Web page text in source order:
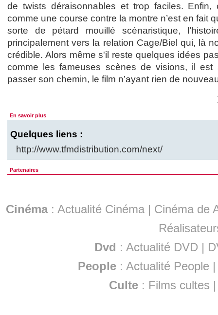
de twists déraisonnables et trop faciles. Enfin,
comme une course contre la montre n’est en fait
sorte de pétard mouillé scénaristique,
principalement vers la relation Cage/Biel qui, là
crédible. Alors même s'il reste quelques idées
comme les fameuses scènes de visions, il est
passer son chemin, le film n’ayant rien de
En savoir plus
Quelques liens :
http://www.tfmdistribution.com/next/
Partenaires
Cinéma: Actualité Cinéma | Cinéma de
Dvd : Actualité DVD |
People :Actualité People
Culte : Films cultes